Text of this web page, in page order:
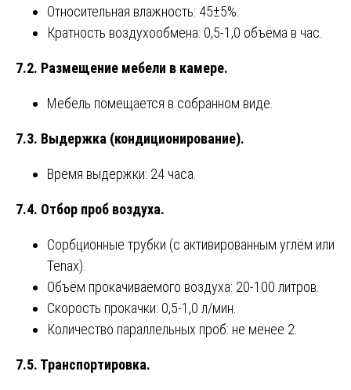
Относительная влажность: 45±5%.
Кратность воздухообмена: 0,5-1,0 объёма в час.
7.2. Размещение мебели в камере.
Мебель помещается в собранном виде.
7.3. Выдержка (кондиционирование).
Время выдержки: 24 часа.
7.4. Отбор проб воздуха.
Сорбционные трубки (с активированным углём или
Tenax).
Объём прокачиваемого воздуха: 20-100 литров.
Скорость прокачки: 0,5-1,0 л/мин.
Количество параллельных проб: не менее 2.
7.5. Транспортировка.